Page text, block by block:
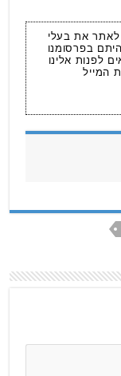
לאתר את בעלי
בפרסומנו
לפנות אלינו
המייל